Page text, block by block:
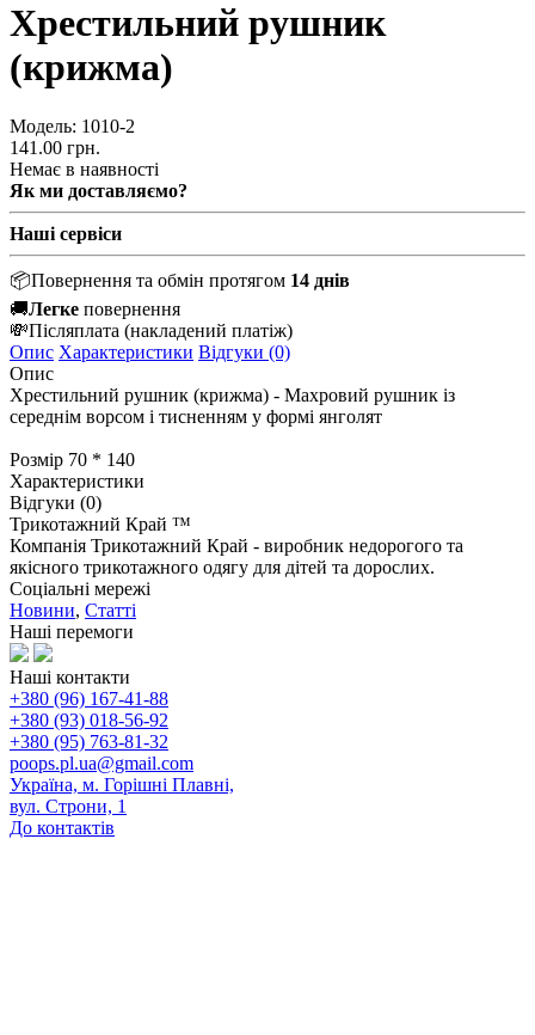
Хрестильний рушник
(крижма)
Модель: 1010-2
141.00 грн.
Немає в наявності
Як ми доставляємо?
Наші сервіси
📦Повернення та обмін протягом 14 днів
🚚Легке повернення
💸Післяплата (накладений платіж)
Опис Характеристики Відгуки (0)
Опис
Хрестильний рушник (крижма) - Махровий рушник із
середнім ворсом і тисненням у формі янголят
Розмір 70 * 140
Характеристики
Відгуки (0)
Трикотажний Край ™
Компанія Трикотажний Край - виробник недорогого та
якісного трикотажного одягу для дітей та дорослих.
Соціальні мережі
Новини, Статті
Наші перемоги
Наші контакти
+380 (96) 167-41-88
+380 (93) 018-56-92
+380 (95) 763-81-32
poops.pl.ua@gmail.com
Україна, м. Горішні Плавні,
вул. Строни, 1
До контактів